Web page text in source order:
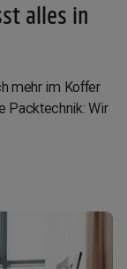
alles in
mehr im Koffer
Packtechnik: Wir